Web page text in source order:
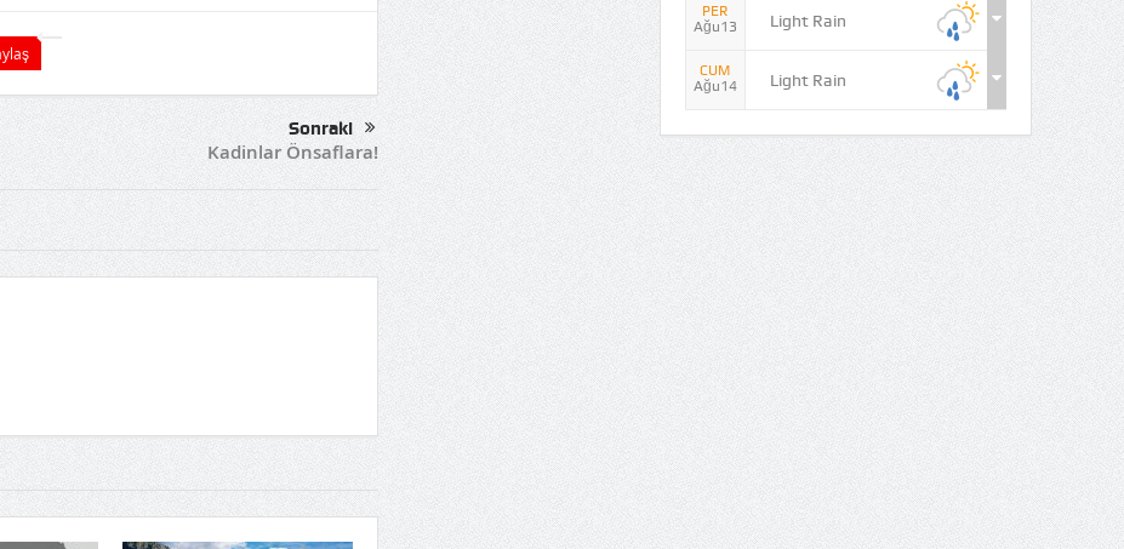
Sonraki
Kadinlar Önsaflara!
PER
Ağu13
Light Rain
CUM
Ağu14
Light Rain